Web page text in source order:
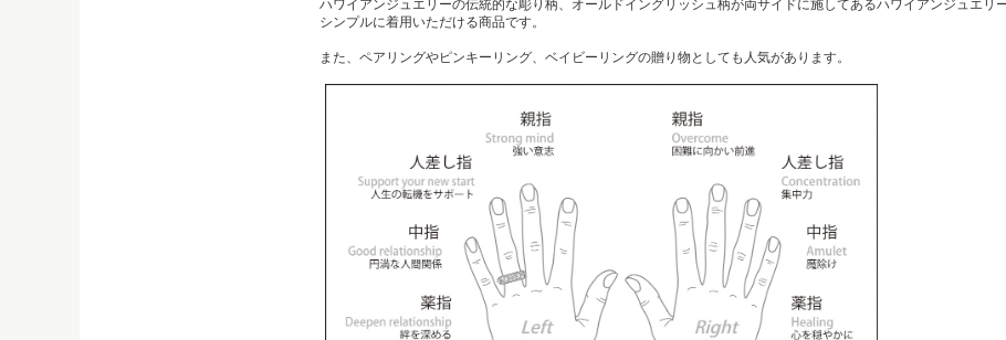
ハワイアンジュエリーの伝統的な彫り柄、オールドイングリッシュ柄が両サイドに施してあるハワイアンジュエリ
シンプルに着用いただける商品です。
また、ペアリングやピンキーリング、ベイビーリングの贈り物としても人気があります。